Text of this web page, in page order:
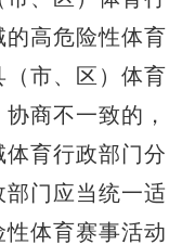
高危险性体育
市、区）体育
商不一致的，
育行政部门分
门应当统一适
体育赛事活动